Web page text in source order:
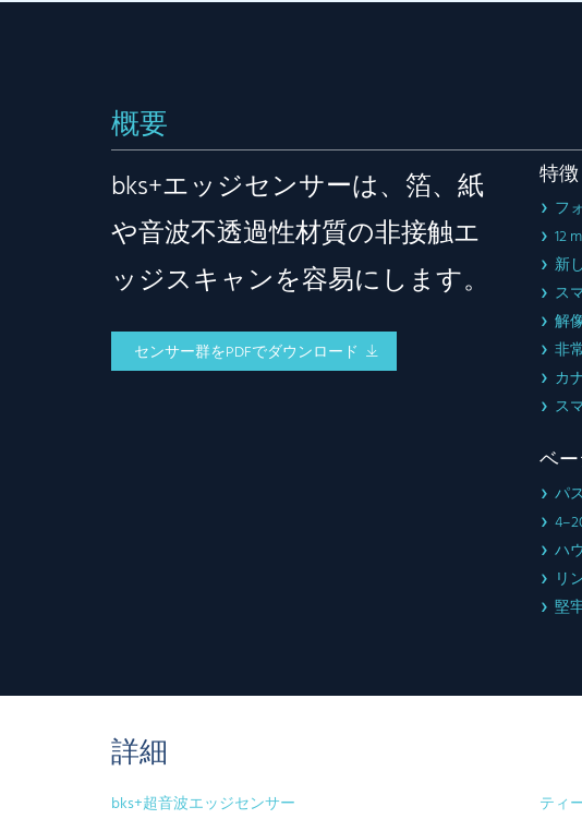
概要
bks+エッジセンサーは、箔、紙
や音波不透過性材質の非接触エ
ッジスキャンを容易にします。
センサー群をPDFでダウンロード
特徴
フ
12
新
ス
解
非
カ
ス
ベ
パ
ハ
リ
堅
詳細
bks+超音波エッジセンサー
ティ